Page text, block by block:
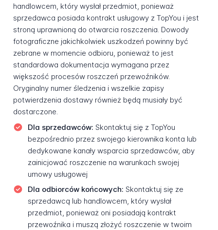
handlowcem, który wysłał przedmiot, ponieważ
sprzedawca posiada kontrakt usługowy z TopYou i jest
stroną uprawnioną do otwarcia roszczenia. Dowody
fotograficzne jakichkolwiek uszkodzeń powinny być
zebrane w momencie odbioru, ponieważ to jest
standardowa dokumentacja wymagana przez
większość procesów roszczeń przewoźników.
Oryginalny numer śledzenia i wszelkie zapisy
potwierdzenia dostawy również będą musiały być
dostarczone.
Dla sprzedawców: Skontaktuj się z TopYou
bezpośrednio przez swojego kierownika konta lub
dedykowane kanały wsparcia sprzedawców, aby
zainicjować roszczenie na warunkach swojej
umowy usługowej
Dla odbiorców końcowych: Skontaktuj się ze
sprzedawcą lub handlowcem, który wysłał
przedmiot, ponieważ oni posiadają kontrakt
przewoźnika i muszą złożyć roszczenie w twoim